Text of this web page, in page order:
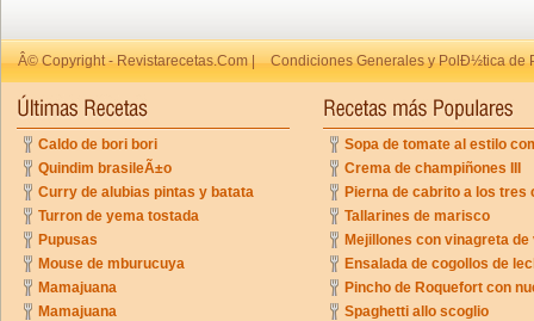
Â© Copyright - Revistarecetas.Com | Condiciones Generales y PolÐ½tica de
Caldo de bori bori
Quindim brasileÃ±o
Curry de alubias pintas y batata
Turron de yema tostada
Pupusas
Mouse de mburucuya
Mamajuana
Mamajuana
Sopa de tomate al estilo
Crema de champiñones III
Pierna de cabrito a los tres
Tallarines de marisco
Mejillones con vinagreta
Ensalada de cogollos de
Pincho de Roquefort con
Spaghetti allo scoglio